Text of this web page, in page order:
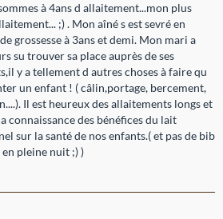
à 4ans d allaitement...mon plus
;) . Mon aîné s est sevré en
grossesse à 3ans et demi. Mon mari a
su trouver sa place auprès de ses
y a tellement d autres choses à faire qu
un enfant ! ( câlin,portage, bercement,
Il est heureux des allaitements longs et
connaissance des bénéfices du lait
sur la santé de nos enfants.( et pas de bib
pleine nuit ;) )